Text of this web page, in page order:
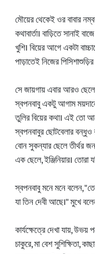
মৌয়ের থেকেই ওর বাবার
কথাবার্তা। বাড়িতে সানাই
খুশি। বিয়ের আগে একটা
পাড়াতেই নিজের
সে জায়গায় এবার আরও
স্বপনবাবু একটু আগাম
তুলির বিয়ের কথা। এই তো
স্বপনবাবুর ছোটবেলার
বোন সুকন্যার ছেলে তীর্থর
এক ছেলে, ইঞ্জিনিয়ার।
স্বপনবাবু মনে মনে বলেন,
যা তিন দেবী আছে।" মুখে
কার্যক্ষেত্রে দেখা যায়, উভয়
চাকুরে, মা বেশ সুশিক্ষিতা,